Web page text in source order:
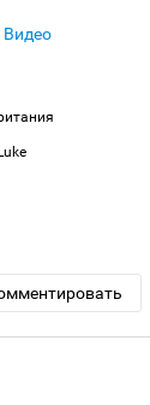
Видео